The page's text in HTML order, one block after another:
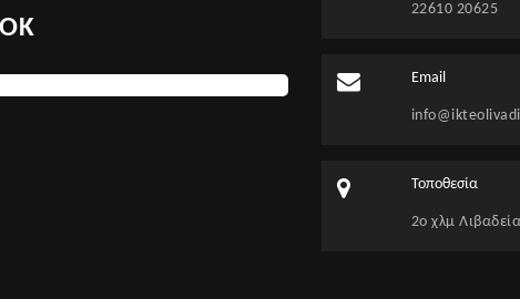
22610 20625
Email
Τοποθεσία
2ο χλμ